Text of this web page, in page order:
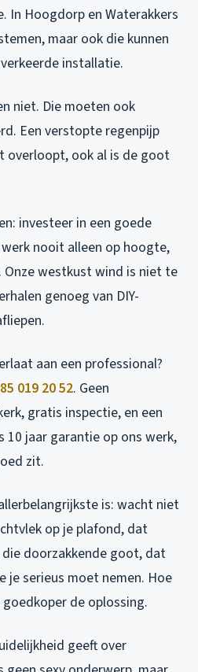
In Hoogdorp en Waterakkers
maar ook die kunnen
installatie.
niet. Die moeten ook
Een verstopte regenpijp
ook al is de goot
investeer in een goede
nooit alleen op hoogte,
westkust wind is niet te
genoeg van DIY-
aan een professional?
019 20 52. Geen
gratis inspectie, en een
10 jaar garantie op ons werk,
zit.
is: wacht niet
op je plafond, dat
doorzakkende goot, dat
je serieus moet nemen. Hoe
de oplossing.
geeft over